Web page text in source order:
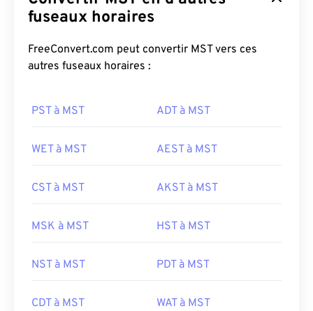
fuseaux horaires
FreeConvert.com peut convertir MST vers ces
autres fuseaux horaires :
PST à MST ADT à MST
WET à MST AEST à MST
CST à MST AKST à MST
MSK à MST HST à MST
NST à MST PDT à MST
CDT à MST WAT à MST